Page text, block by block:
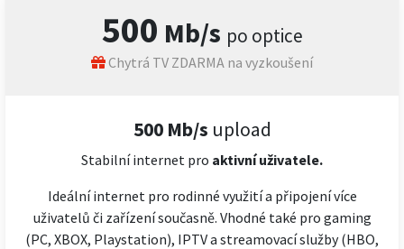
500 Mb/s po optice
Chytrá TV ZDARMA na vyzkoušení
500 Mb/s upload
Stabilní internet pro aktivní uživatele.
Ideální internet pro rodinné využití a připojení více
uživatelů či zařízení současně. Vhodné také pro gaming
(PC, XBOX, Playstation), IPTV a streamovací služby (HBO,